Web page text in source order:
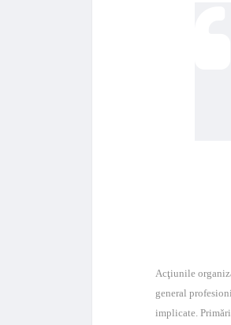
Acţiunile
general
implicate.